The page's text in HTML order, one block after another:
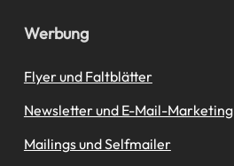
Werbung
Flyer und Faltblätter
Newsletter und E-Mail-Marketing
Mailings und Selfmailer